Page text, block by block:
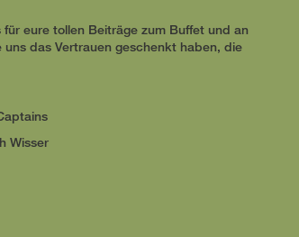
eure tollen Beiträge zum Buffet und an
uns das Vertrauen geschenkt haben, die
Wisser